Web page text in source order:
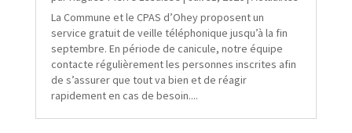
La Commune et le CPAS d’Ohey proposent un
service gratuit de veille téléphonique jusqu’à la fin
septembre. En période de canicule, notre équipe
contacte régulièrement les personnes inscrites afin
de s’assurer que tout va bien et de réagir
rapidement en cas de besoin....